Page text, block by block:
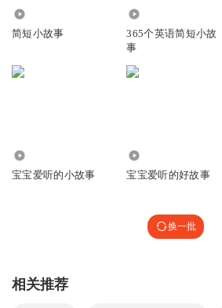
简短小故事
365个英语简短小故
事
宝宝爱听的小故事 宝宝爱听的好故事
换一批
相关推荐